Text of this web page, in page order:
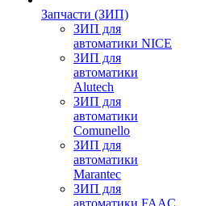
Запчасти (ЗИП)
ЗИП для
автоматики NICE
ЗИП для
автоматики
Alutech
ЗИП для
автоматики
Comunello
ЗИП для
автоматики
Marantec
ЗИП для
автоматики FAAC